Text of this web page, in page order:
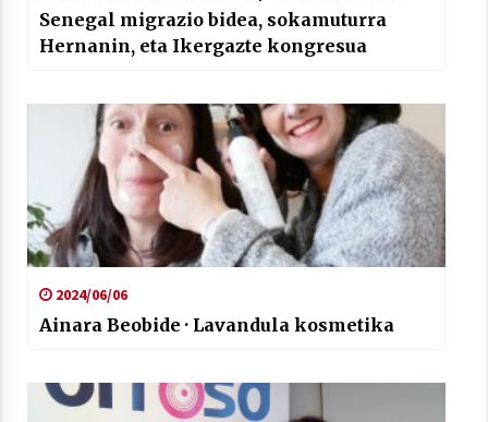
Senegal migrazio bidea, sokamuturra
Hernanin, eta Ikergazte kongresua
2024/06/06
Ainara Beobide · Lavandula kosmetika